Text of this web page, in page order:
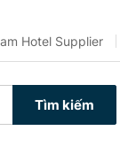
Hotel Supplier
Tìm kiếm